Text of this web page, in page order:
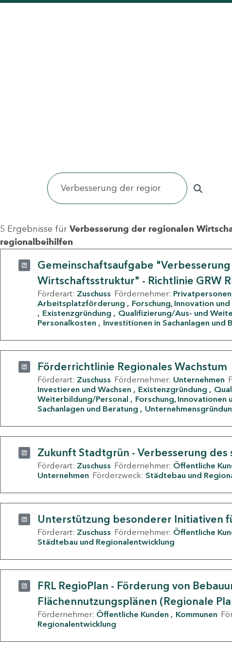
5 Ergebnisse für Verbesserung der regionalen
regionalbeihilfen
Gemeinschaftsaufgabe
Wirtschaftsstruktur" - Richtlinie GRW
Förderart: Zuschuss Fördernehmer: Privatpersonen
Arbeitsplatzförderung
Forschung, Innovation
Existenzgründung
Qualifizierung/Aus- und
Personalkosten
Investitionen in Sachanlagen und
Förderrichtlinie Regionales Wachstum
Förderart: Zuschuss Fördernehmer: Unternehmen
Investieren und Wachsen
Existenzgründung
Weiterbildung/Personal
Forschung, Innovationen
Sachanlagen und Beratung
Zukunft Stadtgrün - Verbesserung des
Förderart: Zuschuss Fördernehmer: Öffentliche
Unternehmen Förderzweck: Städtebau und
Unterstützung besonderer Initiativen
Förderart: Zuschuss Fördernehmer: Öffentliche
Städtebau und Regionalentwicklung
FRL RegioPlan - Förderung von
Flächennutzungsplänen (Regionale
Fördernehmer: Öffentliche Kunden Kommunen
Regionalentwicklung